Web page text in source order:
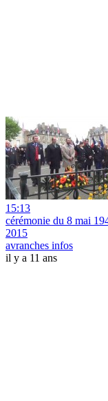
15:13
cérémonie du 8 mai
2015
avranches infos
il y a 11 ans